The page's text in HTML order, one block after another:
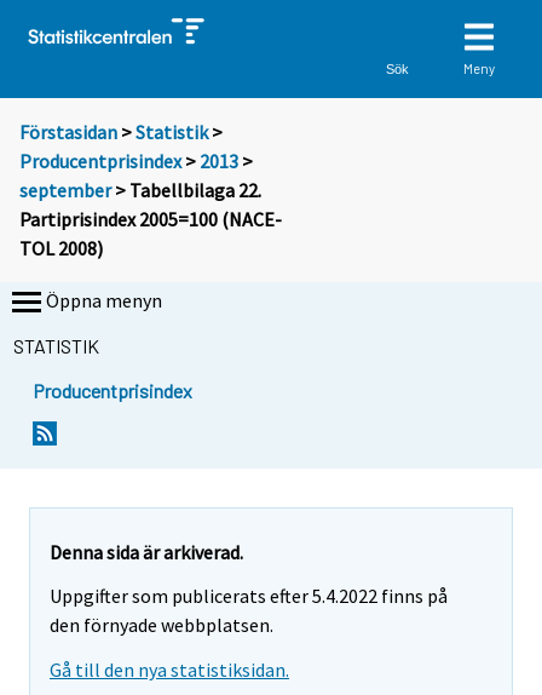
Sök Meny
Förstasidan >Statistik >
Producentprisindex> 2013 >
september> Tabellbilaga 22.
Partiprisindex 2005=100 (NACE-
TOL 2008)
Öppna menyn
STATISTIK
Producentprisindex
Denna sida är arkiverad.
Uppgifter som publicerats efter 5.4.2022 finns på
den förnyade webbplatsen.
Gå till den nya statistiksidan.